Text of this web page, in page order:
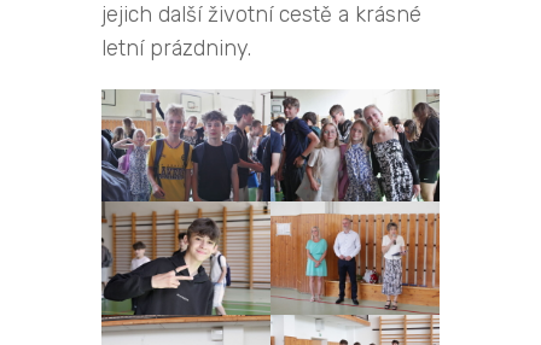
jejich další životní cestě a krásné
letní prázdniny.